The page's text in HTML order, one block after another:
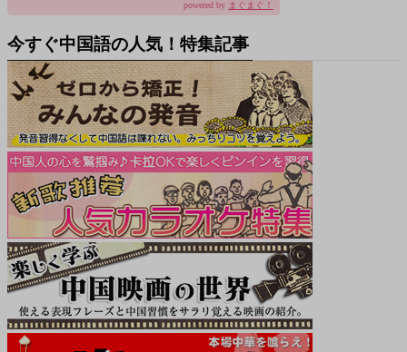
powered by まぐまぐ！
今すぐ中国語の人気！特集記事